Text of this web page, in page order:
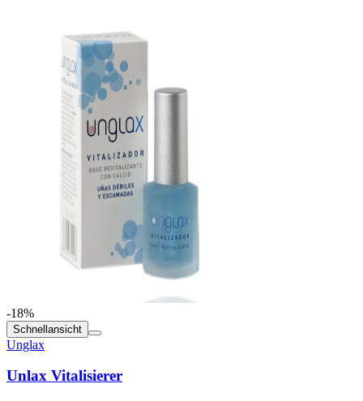
-18%
Schnellansicht
Unglax
Unlax Vitalisierer